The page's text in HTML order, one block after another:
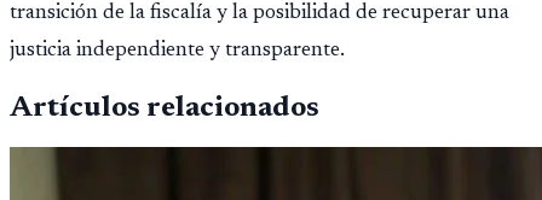
transición de la fiscalía y la posibilidad de recuperar una
justicia independiente y transparente.
Artículos relacionados